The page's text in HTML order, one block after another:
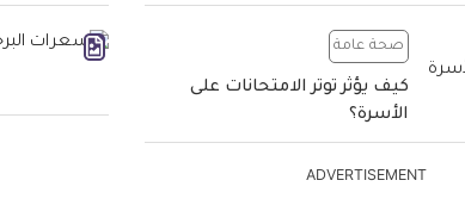
صحة عامة
كيف يؤثر توتر الامتحانات على
الأسرة؟
ADVERTISEMENT